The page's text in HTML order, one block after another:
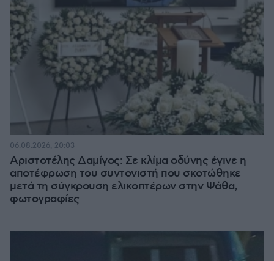
Αριστοτέλης Δαμίγος: Σε κλίμα οδύνης έγινε η
αποτέφρωση του συντονιστή που σκοτώθηκε
μετά τη σύγκρουση ελικοπτέρων στην Ψάθα,
φωτογραφίες
06.08.2026, 20:03